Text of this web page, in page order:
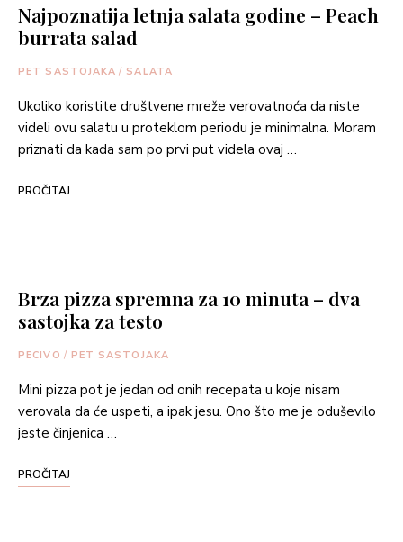
Najpoznatija letnja salata godine – Peach
burrata salad
PET SASTOJAKA / SALATA
Ukoliko koristite društvene mreže verovatnoća da niste
videli ovu salatu u proteklom periodu je minimalna. Moram
priznati da kada sam po prvi put videla ovaj …
PROČITAJ
Brza pizza spremna za 10 minuta – dva
sastojka za testo
PECIVO / PET SASTOJAKA
Mini pizza pot je jedan od onih recepata u koje nisam
verovala da će uspeti, a ipak jesu. Ono što me je oduševilo
jeste činjenica …
PROČITAJ